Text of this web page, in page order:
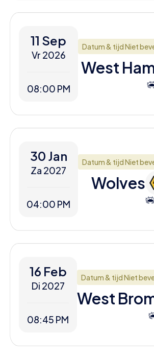
11 Sep
Vr 2026
08:00 PM
Datum & tijd Niet
West
30 Jan
Za 2027
04:00 PM
Datum & tijd Niet
Wolves
16 Feb
Di 2027
08:45 PM
Datum & tijd Niet
West